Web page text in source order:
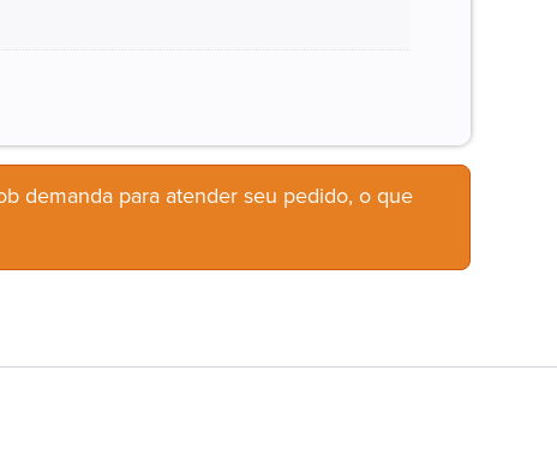
demanda para atender seu pedido, o que